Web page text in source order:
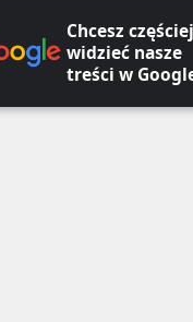
Chcesz częściej
widzieć nasze
treści w